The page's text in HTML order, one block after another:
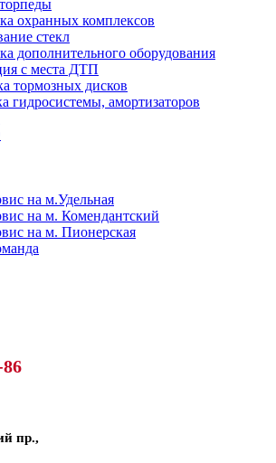
охранных комплексов
стекл
дополнительного оборудования
с места ДТП
тормозных дисков
гидросистемы, амортизаторов
на м.Удельная
на м. Комендантский
на м. Пионерская
пр.,